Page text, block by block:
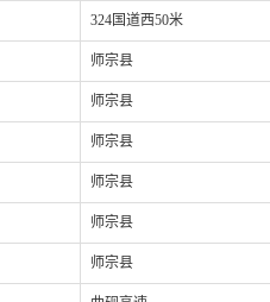
324国道西50米
师宗县
师宗县
师宗县
师宗县
师宗县
师宗县